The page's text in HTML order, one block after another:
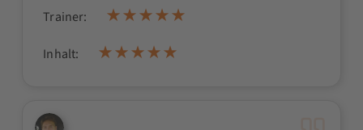
Trainer:
Inhalt: